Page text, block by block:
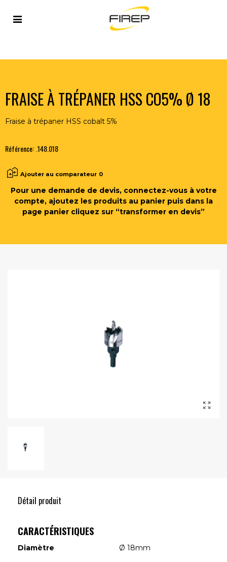
Accueil OUTILLAGE DU SOUDEUR >
FRAISE À TRÉPANER HSS CO5% Ø 18
FRAISE À TRÉPANER HSS CO5% Ø 18
Fraise à trépaner HSS cobalt 5%
Référence: .148.018
Ajouter au comparateur 0
Pour une demande de devis, connectez-vous à votre
compte, ajoutez les produits au panier puis dans la
page panier cliquez sur “transformer en devis”
Détail produit
CARACTÉRISTIQUES
Diamètre Ø 18mm